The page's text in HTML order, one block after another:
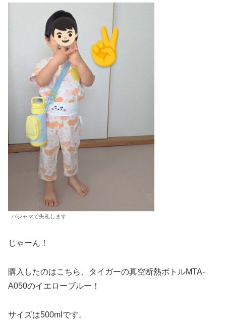
パジャマで失礼します
じゃーん！
購入したのはこちら、タイガーの真空断熱ボトルMTA-
A050のイエローブルー！
サイズは500mlです。